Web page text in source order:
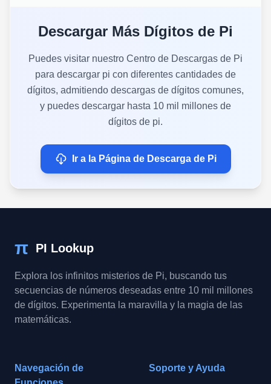
Descargar Más Dígitos de Pi
Puedes visitar nuestro Centro de Descargas de Pi
para descargar pi con diferentes cantidades de
dígitos, admitiendo descargas de dígitos comunes,
y puedes descargar hasta 10 mil millones de
dígitos de pi.
Ir a la Página de Descarga de Pi
π PI Lookup
Explora los infinitos misterios de Pi, buscando tus
secuencias de números deseadas entre 10 mil millones
de dígitos. Experimenta la maravilla y la magia de las
matemáticas.
Navegación de
Soporte y Ayuda